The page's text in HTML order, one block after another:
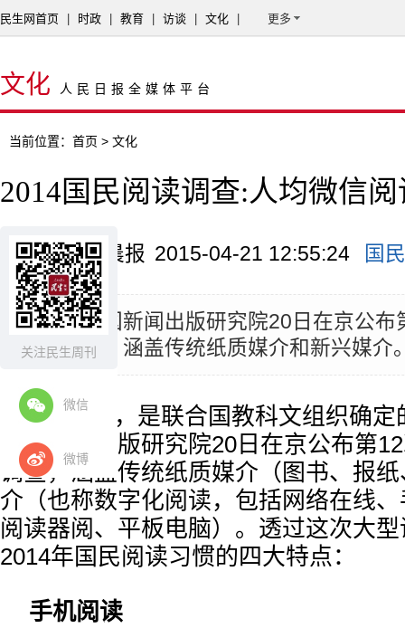
关注民生周刊
微信
微博
民生网首页 时政 教育 访谈 文化 更多
文化 人民日报全媒体平台
当前位置： 首页 > 文化
2014国民阅读调查:人均微信
来源：重庆晨报 2015-04-21 12:55:24 国民
摘要：中国新闻出版研究院20日在京公布
阅读调查，涵盖传统纸质媒介和新兴媒介
4月23日，是联合国教科文组织确定
中国新闻出版研究院20日在京公布第
调查，涵盖传统纸质媒介（图书、报
介（也称数字化阅读，包括网络在线
阅读器阅、平板电脑）。透过这次大
2014年国民阅读习惯的四大特点：
手机阅读